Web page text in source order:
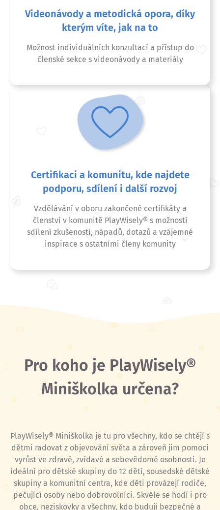
Videonávody a metodická opora, díky
kterým víte, jak na to
Možnost individuálních konzultací a přístup do
členské sekce s videonávody a materiály
Certifikaci a komunitu, kde najdete
podporu, sdílení i další rozvoj
Vzdělávání v oboru zakončené certifikáty a
členství v komunitě PlayWisely® s možností
sdílení zkušeností, nápadů, dotazů a vzájemné
inspirace s ostatními členy komunity
Pro koho je PlayWisely®
Miniškolka určena?
PlayWisely® Miniškolka je tu pro všechny, kdo se chtějí s
dětmi radovat z objevování světa a zároveň jim pomoci
vyrůst ve zdravé, zvídavé a sebevědomé osobnosti. Je
ideální pro dětské skupiny do 12 dětí, sousedské dětské
skupiny a komunitní centra, kde děti provázejí rodiče,
pečující osoby nebo dobrovolníci. Skvěle se hodí i pro
obce, neziskovky a všechny, kdo budují bezpečné a